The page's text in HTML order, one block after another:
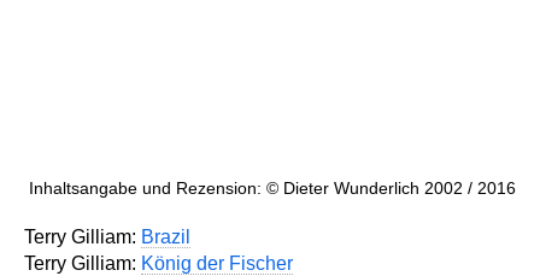
Inhaltsangabe und Rezension: © Dieter Wunderlich 2002 / 2016
Terry Gilliam: Brazil
Terry Gilliam: König der Fischer